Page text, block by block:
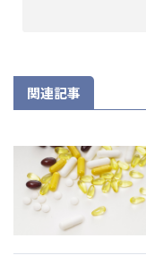
関連記事